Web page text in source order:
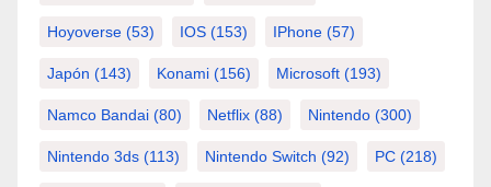
Hoyoverse (53) IOS (153) IPhone (57)
Japón (143) Konami (156) Microsoft (193)
Namco Bandai (80) Netflix (88) Nintendo (300)
Nintendo 3ds (113) Nintendo Switch (92) PC (218)